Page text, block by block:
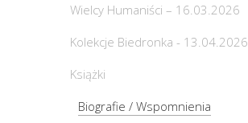
Wielcy Humaniści – 16.03.2026
Kolekcje Biedronka - 13.04.2026
Książki
Biografie / Wspomnienia